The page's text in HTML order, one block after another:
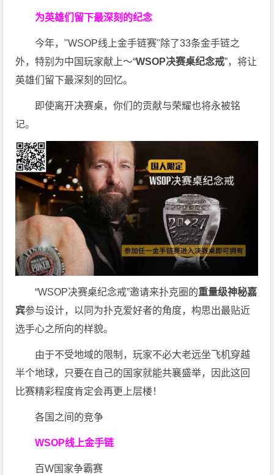
为英雄们留下最深刻的纪念
今年，"WSOP线上金手链赛"除了33条金手链之
外，特别为中国玩家献上～“WSOP决赛桌纪念戒”，将让
英雄们留下最深刻的回忆。
即使离开决赛桌，你们的贡献与荣耀也将永被铭
记。
“WSOP决赛桌纪念戒”邀请来扑克圈的重量级神秘嘉
宾参与设计，以同为扑克爱好者的角度，构思出最贴近
选手心之所向的样貌。
由于不受地域的限制，玩家不必大老远坐飞机穿越
半个地球，只要在自己的国家就能共襄盛举，因此这回
比赛精彩程度肯定会再更上层楼！
各国之间的竞争
WSOP线上金手链
百W国家争霸赛